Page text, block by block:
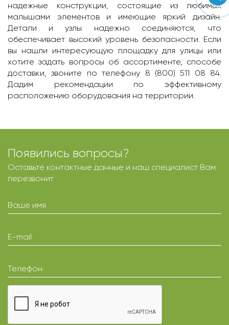
надежные конструкции, состоящие из любимых
малышами элементов и имеющие яркий дизайн.
Детали и узлы надежно соединяются, что
обеспечивает высокий уровень безопасности. Если
вы нашли интересующую площадку для улицы или
хотите задать вопросы об ассортименте, способе
доставки, звоните по телефону 8 (800) 511 08 84.
Дадим рекомендации по эффективному
расположению оборудования на территории.
Появились вопросы?
Оставьте контактные данные и наш специалист Вам
перезвонит
Ваше имя
E-mail
Телефон